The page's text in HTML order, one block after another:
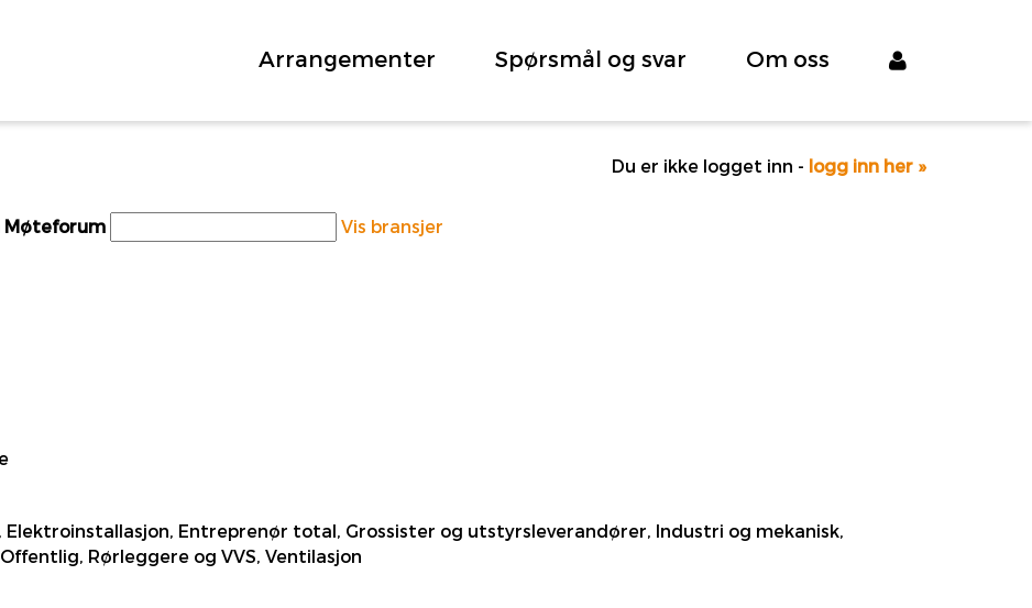
Arrangementer Spørsmål og svar Om oss
Du er ikke logget inn - logg inn her »
Møteforum Vis bransjer
Elektroinstallasjon, Entreprenør total, Grossister og utstyrsleverandører, Industri og mekanisk,
Rørleggere og VVS, Ventilasjon